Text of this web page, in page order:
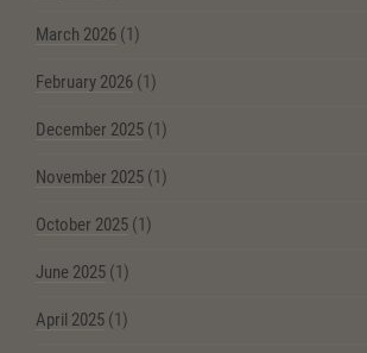
March 2026 (1)
February 2026 (1)
December 2025 (1)
November 2025 (1)
October 2025 (1)
June 2025 (1)
April 2025 (1)